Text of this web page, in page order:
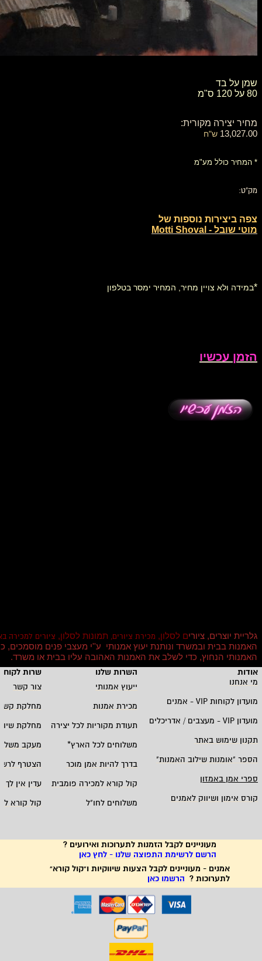
שמן על בד
80 על 120 ס"מ
מחיר יצירה מקורית:
13,027.00 ש"ח
* המחיר כולל מע"מ
מק"ט:
צפה ביצירות נוספות של
מוטי שובל - Motti Shoval
*במידה ולא צויין מחיר, המחיר ימסר בטלפון
הזמן עכשיו
גלריית יוצרים, ציורים לסלון, מכירת ציורים, תמונות לסלון, ציורים למכירה
האמנות בבית ובמשרד ונותנת יעוץ אמנותי ע''י מעצבי פנים מוסמכים,
האמנותי הנחוץ, כדי לשלב את האמנות האהובה עליו בבית או משרד.
אודות
השרות שלנו
שרות
מי אנחנו
ייעוץ אמנותי
צור קשר
מועדון לקוחותVIP - אמנים מכירת אמנות
מחלקת
מועדון
מעצבים / אדריכלים תעודת מקוריות לכל יצירה
מחלקת
תקנון שימוש באתר
משלוחים לכל הארץ*
מעקב
הספר "אומנות שילוב האמנות" בדרך להיות אמן מוכר
הצטרף
ספרי אמן באמזון
קול קורא למכירה פומבית
עדין אין לך
קורס אימון ושיווק לאמנים
משלוחים לחו"ל קול קורא
מעוניינים לקבל הזמנות לתערוכות ואירועים ?
הרשם לרשימת התפוצה שלנו - לחץ כאן
אמנים - מעוניינים לקבל הצעות שיווקיות ו"קול קורא"
לתערוכות ? הרשמו כאן